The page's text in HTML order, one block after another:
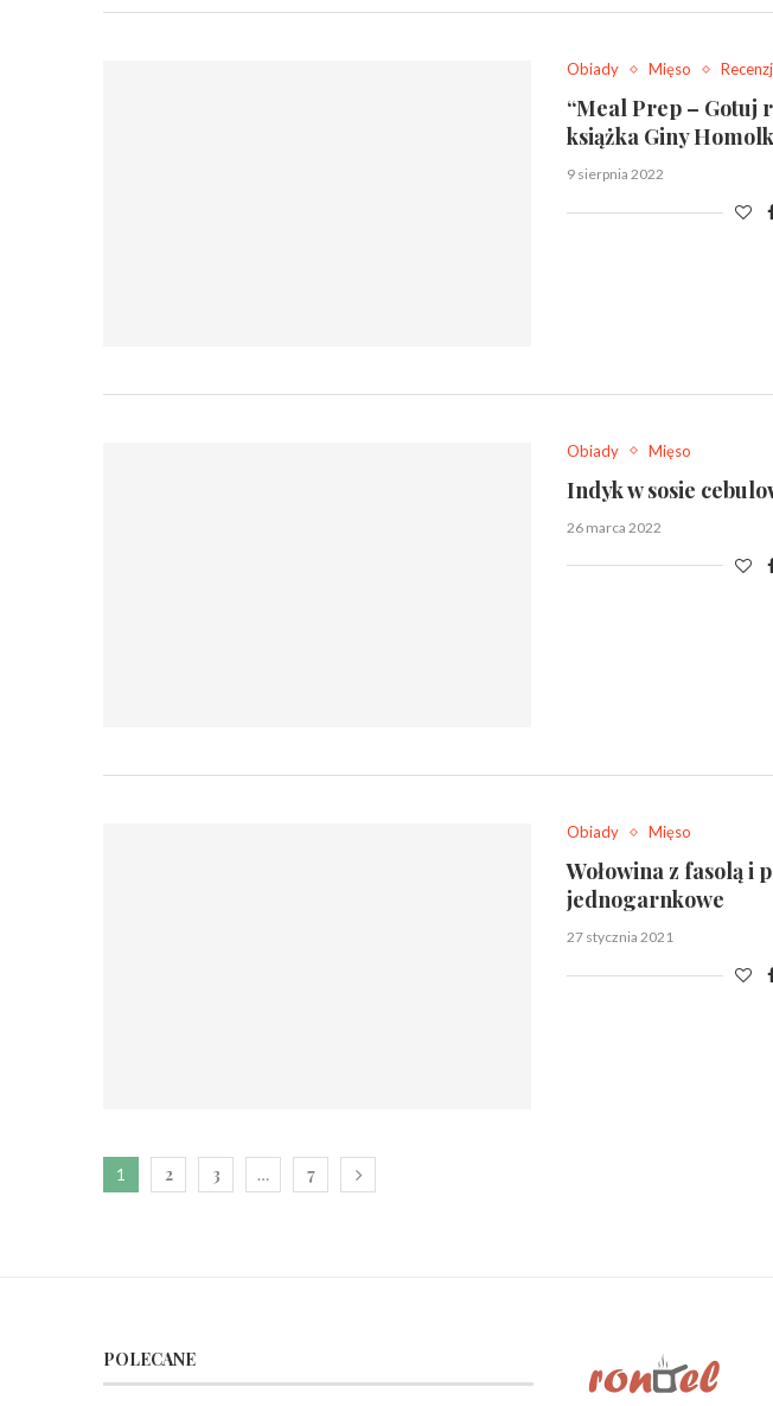
Obiady Mięso
“Meal Prep – Gotuj
książka Giny
9 sierpnia 2022
Obiady Mięso
Indyk w sosie
26 marca 2022
Obiady Mięso
Wołowina z fasolą i
jednogarnkowe
27 stycznia 2021
1 2 3 … 7
POLECANE